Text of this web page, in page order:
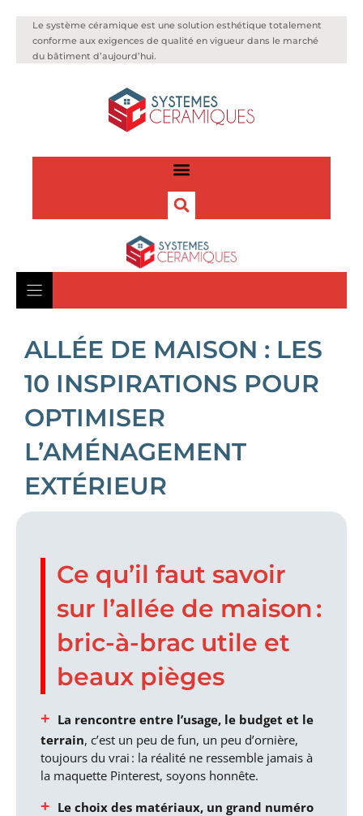
Le système céramique est une solution esthétique totalement
conforme aux exigences de qualité en vigueur dans le marché
du bâtiment d’aujourd’hui.
ALLÉE DE MAISON : LES
10 INSPIRATIONS POUR
OPTIMISER
L’AMÉNAGEMENT
EXTÉRIEUR
Ce qu’il faut savoir
sur l’allée de maison :
bric-à-brac utile et
beaux pièges
La rencontre entre l’usage, le budget et le
terrain, c’est un peu de fun, un peu d’ornière,
toujours du vrai : la réalité ne ressemble jamais à
la maquette Pinterest, soyons honnête.
Le choix des matériaux, un grand numéro